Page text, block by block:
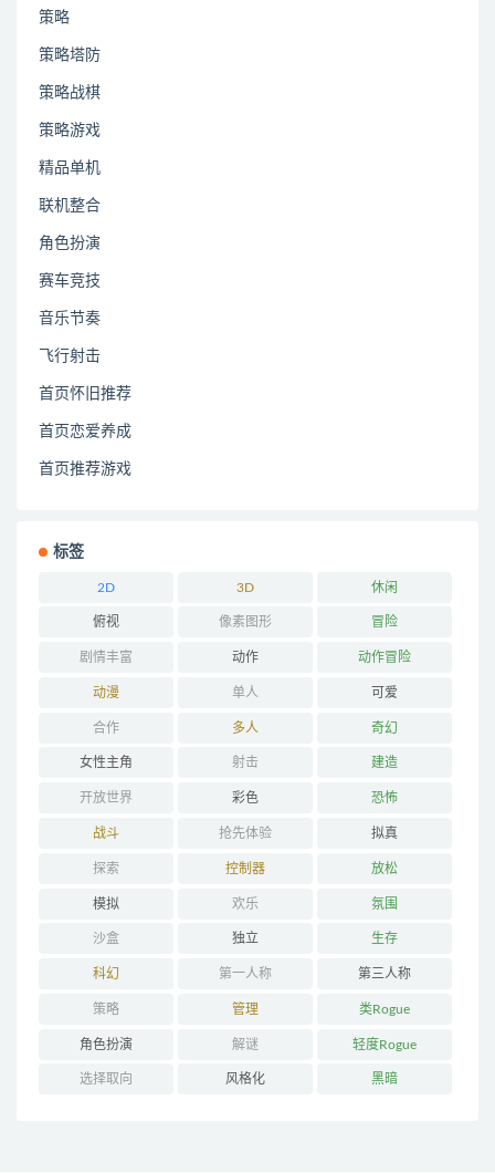
策略
策略塔防
策略战棋
策略游戏
精品单机
联机整合
角色扮演
赛车竞技
音乐节奏
飞行射击
首页怀旧推荐
首页恋爱养成
首页推荐游戏
标签
2D 3D 休闲
俯视 像素图形 冒险
剧情丰富 动作 动作冒险
动漫 单人 可爱
合作 多人 奇幻
女性主角 射击 建造
开放世界 彩色 恐怖
战斗 抢先体验 拟真
探索 控制器 放松
模拟 欢乐 氛围
沙盒 独立 生存
科幻 第一人称 第三人称
策略 管理 类Rogue
角色扮演 解谜 轻度Rogue
选择取向 风格化 黑暗